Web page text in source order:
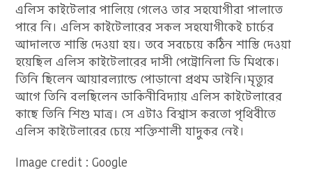
এলিস কাইটেলার পালিয়ে গেলেও তার সহযোগীরা পালাতে
পারে নি। এলিস কাইটেলারের সকল সহযোগীকেই চার্চের
আদালতে শাস্তি দেওয়া হয়। তবে সবচেয়ে কঠিন শাস্তি দেওয়া
হয়েছিল এলিস কাইটেলারের দাসী পেট্রোনিলা ডি মিথকে।
তিনি ছিলেন আয়ারল্যান্ডে পোড়ানো প্রথম ডাইনি।মৃত্যুর
আগে তিনি বলছিলেন ডাকিনীবিদ্যায় এলিস কাইটেলারের
কাছে তিনি শিশু মাত্র। সে এটাও বিশ্বাস করতো পৃথিবীতে
এলিস কাইটেলারের চেয়ে শক্তিশালী যাদুকর নেই।
Image credit : Google